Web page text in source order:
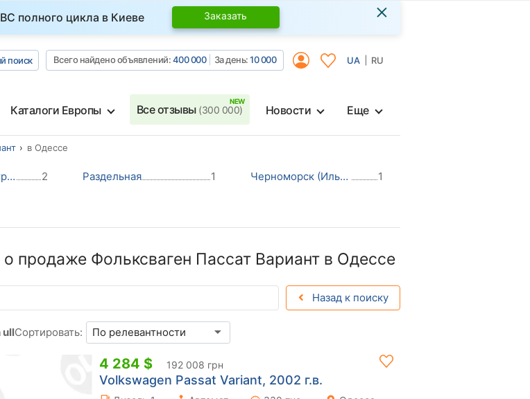
полного цикла в Киеве Заказать ×
поиск Всего найдено объявлений:400 000 За день:10 000 UA RU
Каталоги Европы Все отзывы (300 000) Новости Еще
в Одессе
Белгород-Днестровский 2 Раздельная 1 Черноморск (Ильичевск)
1
продаже Фольксваген Пассат Вариант в Одессе
Назад к поиску
ullСортировать:
4 284 $ 192 008 грн
Volkswagen Passat Variant, 2002 г.в.